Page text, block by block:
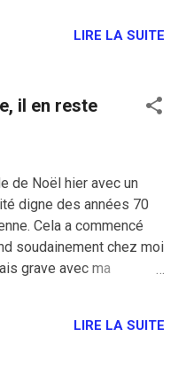
5-Fini la lecture de tout
par le
va beaucoup manquer.
LIRE LA SUITE
il en reste
de Noël hier avec un
digne des années 70
Cela a commencé
soudainement chez moi
grave avec ma
et d'apéros, une
LIRE LA SUITE